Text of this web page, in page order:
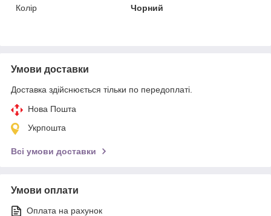
Колір
Чорний
Умови доставки
Доставка здійснюється тільки по передоплаті.
Нова Пошта
Укрпошта
Всі умови доставки
Умови оплати
Оплата на рахунок